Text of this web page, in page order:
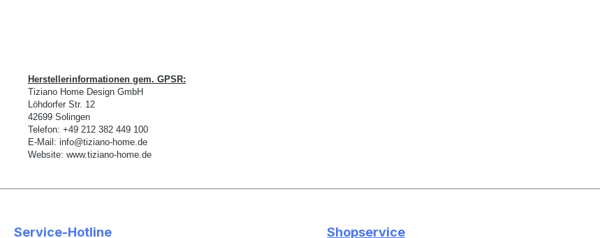
Herstellerinformationen gem. GPSR:
Tiziano Home Design GmbH
öhdorfer Str. 12
42699 Solingen
Telefon: +49 212 382 449 100
E-Mail: info@tiziano-home.de
Website: www.tiziano-home.de
Service-Hotline Shopservice